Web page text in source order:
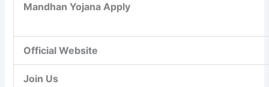
Mandhan Yojana Apply
Official Website
Join Us